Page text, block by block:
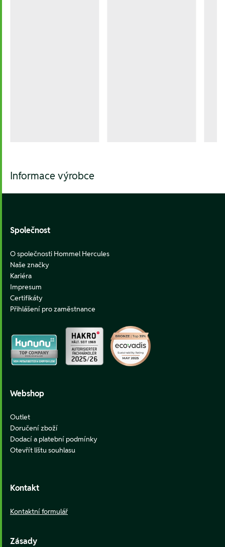
Informace výrobce
Footer
Společnost
O společnosti Hommel Hercules
Naše značky
Kariéra
Impresum
Certifikáty
Přihlášení pro zaměstnance
Webshop
Outlet
Doručení zboží
Dodací a platební podmínky
Otevřít lištu souhlasu
Kontakt
Kontaktní formulář
Zásady